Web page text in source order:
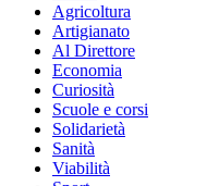
Agricoltura
Artigianato
Al Direttore
Economia
Curiosità
Scuole e corsi
Solidarietà
Sanità
Viabilità